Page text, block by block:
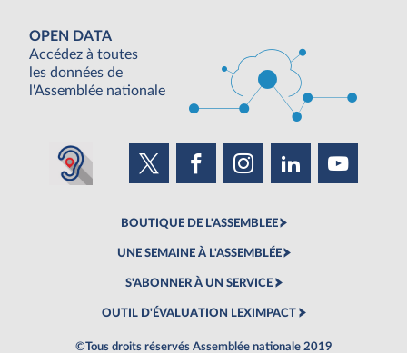
OPEN DATA
Accédez à toutes
les données de
l'Assemblée nationale
BOUTIQUE DE L'ASSEMBLEE
UNE SEMAINE À L'ASSEMBLÉE
S'ABONNER À UN SERVICE
OUTIL D'ÉVALUATION LEXIMPACT
©Tous droits réservés Assemblée nationale 2019